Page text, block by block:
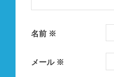
名前 ※
メール ※